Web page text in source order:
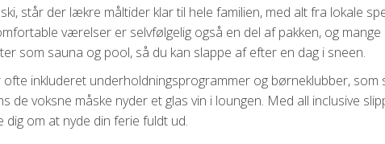
står der lækre måltider klar til hele familien, med alt fra lokale
værelser er selvfølgelig også en del af pakken, og
som sauna og pool, så du kan slappe af efter en dag i sneen.
inkluderet underholdningsprogrammer og børneklubber, som
de voksne måske nyder et glas vin i loungen. Med all inclusive
dig om at nyde din ferie fuldt ud.